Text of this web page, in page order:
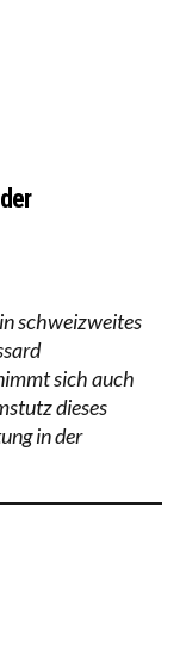
schweizweites
sich auch
dieses
in der